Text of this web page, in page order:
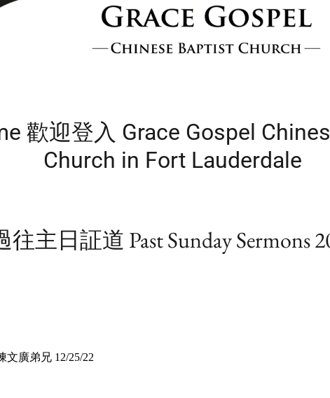
歡迎登入 Grace Gospel
Church in Fort Lauderdale
往主日証道 Past Sunday Sermons